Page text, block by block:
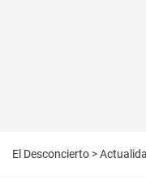
El Desconcierto >